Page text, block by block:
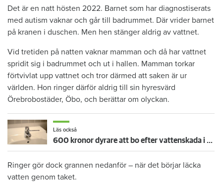
Det är en natt hösten 2022. Barnet som har diagnostiserats
med autism vaknar och går till badrummet. Där vrider barnet
på kranen i duschen. Men hen stänger aldrig av vattnet.
Vid tretiden på natten vaknar mamman och då har vattnet
spridit sig i badrummet och ut i hallen. Mamman torkar
förtvivlat upp vattnet och tror därmed att saken är ur
världen. Hon ringer därför aldrig till sin hyresvärd
Örebrobostäder, Öbo, och berättar om olyckan.
Läs också
600 kronor dyrare att bo efter vattenskada i Varberg
Ringer gör dock grannen nedanför – när det börjar läcka
vatten genom taket.